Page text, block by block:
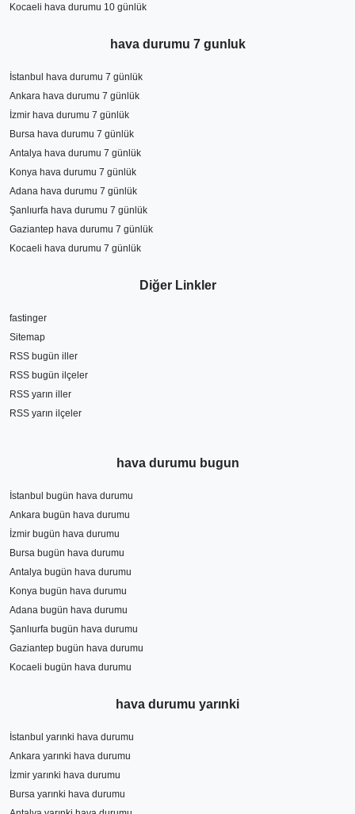
Kocaeli hava durumu 10 günlük
hava durumu 7 gunluk
İstanbul hava durumu 7 günlük
Ankara hava durumu 7 günlük
İzmir hava durumu 7 günlük
Bursa hava durumu 7 günlük
Antalya hava durumu 7 günlük
Konya hava durumu 7 günlük
Adana hava durumu 7 günlük
Şanlıurfa hava durumu 7 günlük
Gaziantep hava durumu 7 günlük
Kocaeli hava durumu 7 günlük
Diğer Linkler
fastinger
Sitemap
RSS bugün iller
RSS bugün ilçeler
RSS yarın iller
RSS yarın ilçeler
hava durumu bugun
İstanbul bugün hava durumu
Ankara bugün hava durumu
İzmir bugün hava durumu
Bursa bugün hava durumu
Antalya bugün hava durumu
Konya bugün hava durumu
Adana bugün hava durumu
Şanlıurfa bugün hava durumu
Gaziantep bugün hava durumu
Kocaeli bugün hava durumu
hava durumu yarınki
İstanbul yarınki hava durumu
Ankara yarınki hava durumu
İzmir yarınki hava durumu
Bursa yarınki hava durumu